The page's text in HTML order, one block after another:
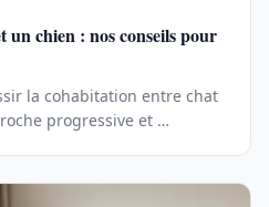
un chien : nos conseils pour
la cohabitation entre chat
progressive et …